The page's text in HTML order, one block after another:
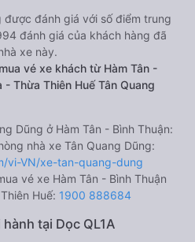
được đánh giá với số điểm trung
đánh giá của khách hàng đã
xe này.
vé xe khách từ Hàm Tân -
- Thừa Thiên Huế Tân Quang
Dũng ở Hàm Tân - Bình Thuận:
nhà xe Tân Quang Dũng:
vi-VN/xe-tan-quang-dung
vé xe Hàm Tân - Bình Thuận
Huế: 1900 888684
tại Dọc QL1A